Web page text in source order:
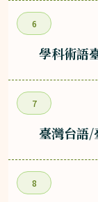
6
學科術語
7
臺灣台語/
8